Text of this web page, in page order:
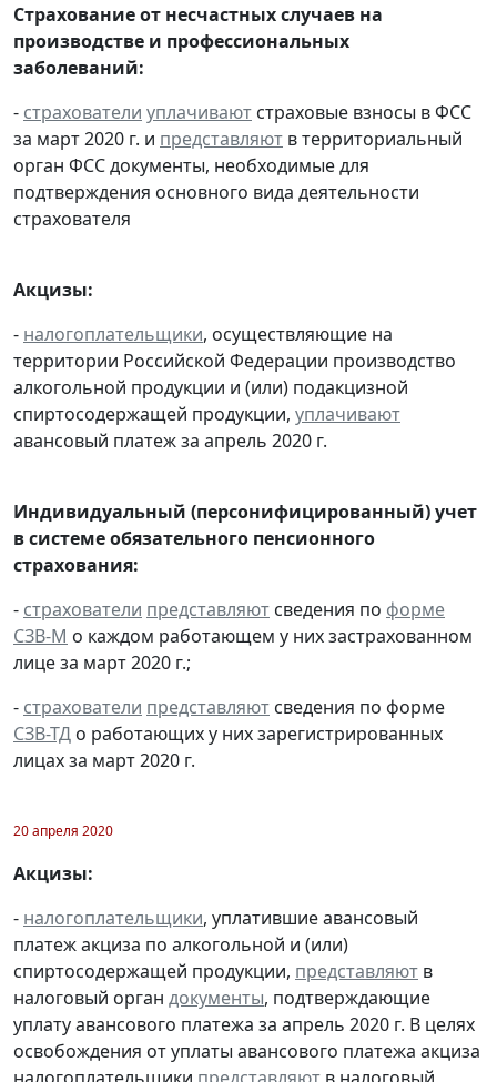
Страхование от несчастных случаев на
производстве и профессиональных
заболеваний:
- страхователи уплачивают страховые взносы в ФСС
за март 2020 г. и представляют в территориальный
орган ФСС документы, необходимые для
подтверждения основного вида деятельности
страхователя
Акцизы:
- налогоплательщики, осуществляющие на
территории Российской Федерации производство
алкогольной продукции и (или) подакцизной
спиртосодержащей продукции, уплачивают
авансовый платеж за апрель 2020 г.
Индивидуальный (персонифицированный) учет
в системе обязательного пенсионного
страхования:
- страхователи представляют сведения по форме
СЗВ-М о каждом работающем у них застрахованном
лице за март 2020 г.;
- страхователи представляют сведения по форме
СЗВ-ТД о работающих у них зарегистрированных
лицах за март 2020 г.
20 апреля 2020
Акцизы:
- налогоплательщики, уплатившие авансовый
платеж акциза по алкогольной и (или)
спиртосодержащей продукции, представляют в
налоговый орган документы, подтверждающие
уплату авансового платежа за апрель 2020 г. В целях
освобождения от уплаты авансового платежа акциза